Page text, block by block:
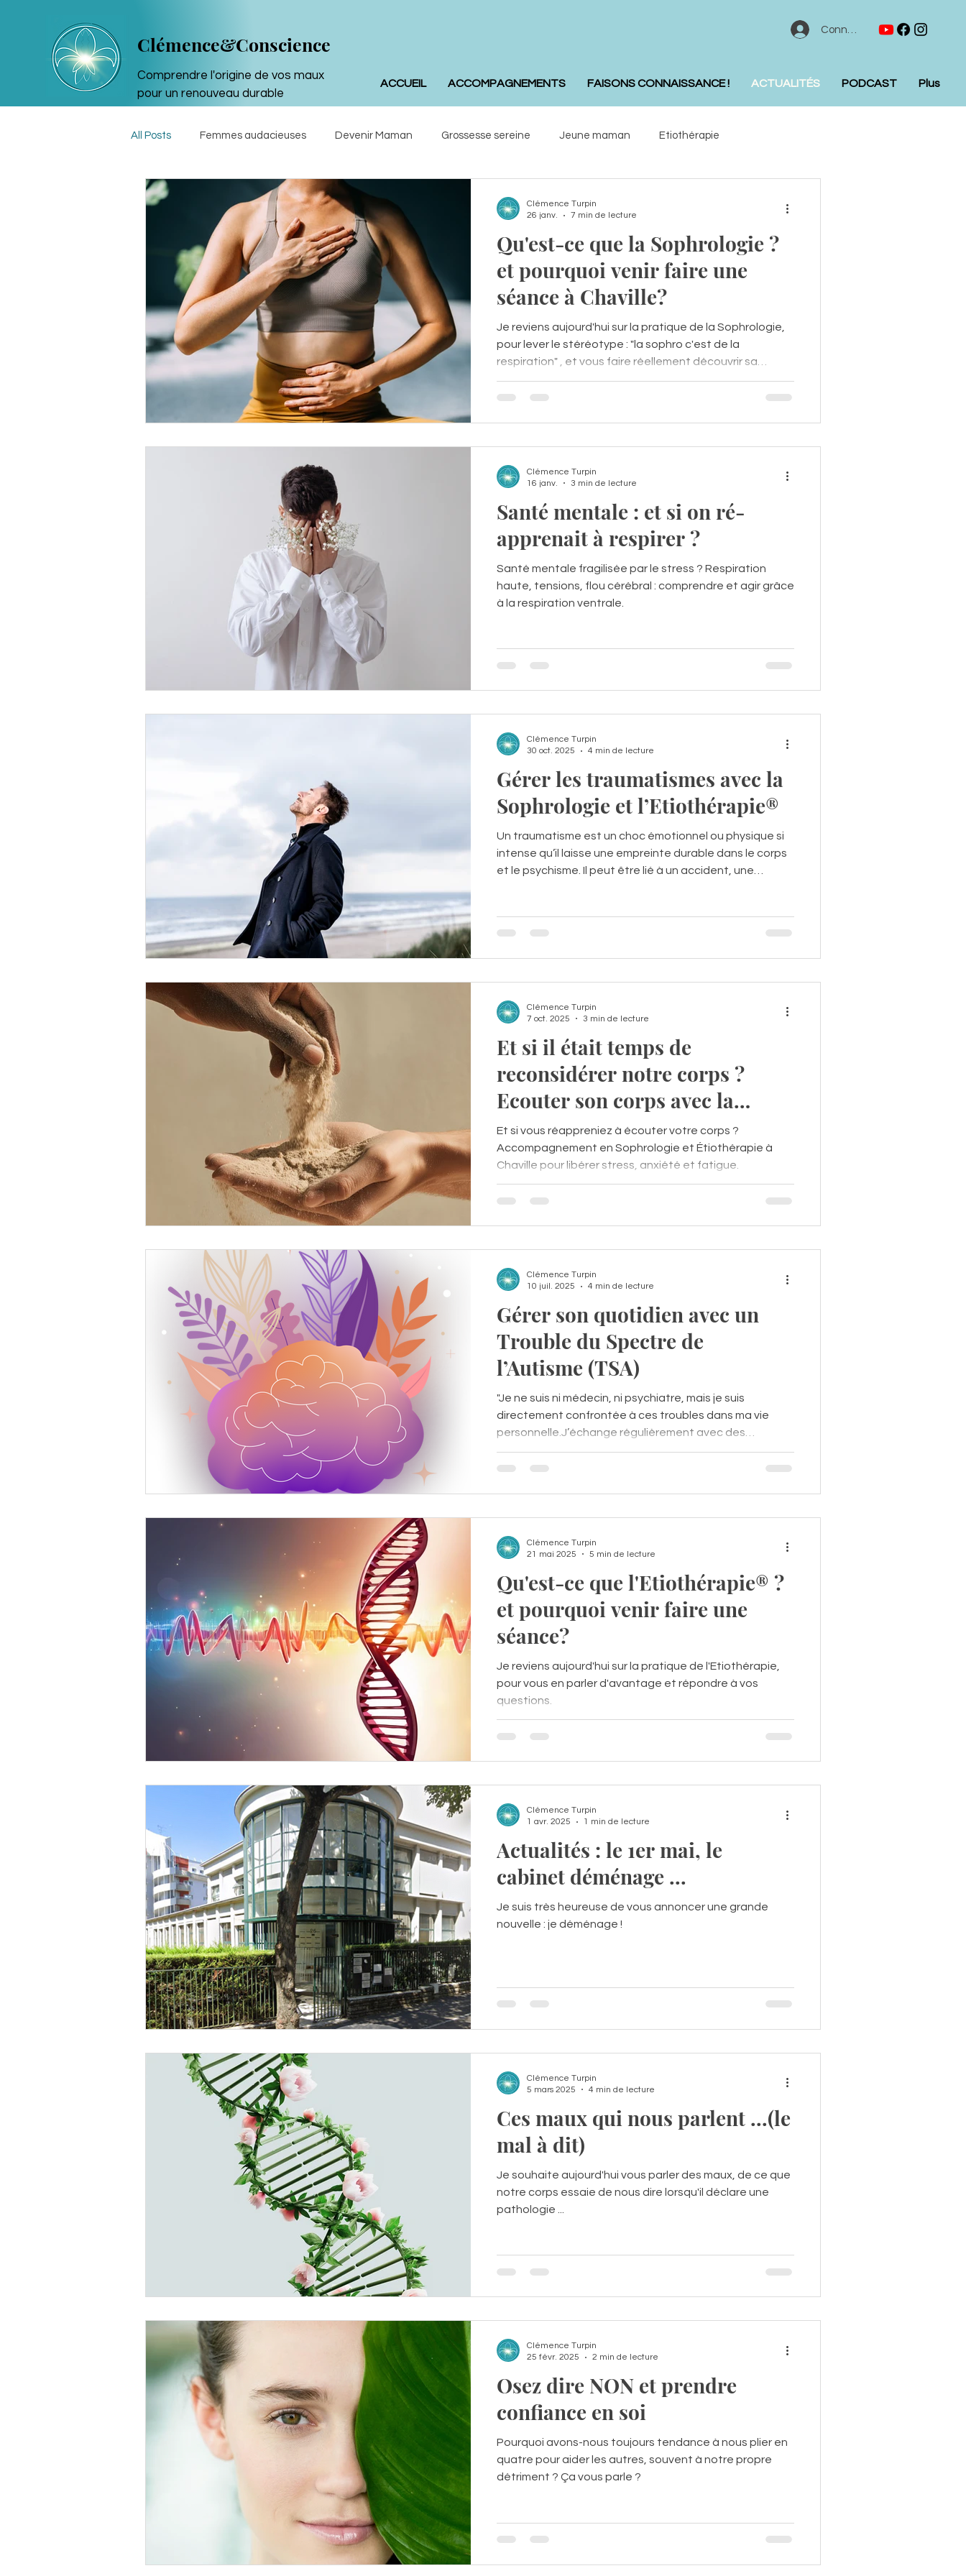
Clémence&Conscience
Comprendre l'origine de vos maux
pour un renouveau durable
Connexion
ACCUEIL ACCOMPAGNEMENTS FAISONS CONNAISSANCE ! ACTUALITÉS PODCAST Plus
All Posts Femmes audacieuses Devenir Maman Grossesse sereine Jeune maman Etiothérapie
Atypie et amour de soi Sophrologie
Qu'est-ce que la Sophrologie ?
et pourquoi venir faire une
séance à Chaville?
Je reviens aujourd'hui sur la pratique de la Sophrologie,
pour lever le stéréotype : "la sophro c'est de la
respiration" , et vous faire réellement découvrir sa
pratique, ses origines et son fonctionnement sur les
pratiquants.
Clémence Turpin
26 janv.
7 min de lecture
Santé mentale : et si on ré-
apprenait à respirer ?
Santé mentale fragilisée par le stress ? Respiration
haute, tensions, flou cérébral : comprendre et agir grâce
à la respiration ventrale.
Clémence Turpin
16 janv.
3 min de lecture
Gérer les traumatismes avec la
Sophrologie et l’Etiothérapie®
Un traumatisme est un choc émotionnel ou physique si
intense qu’il laisse une empreinte durable dans le corps
et le psychisme. Il peut être lié à un accident, une
progressif au corps et à la sérénité. Grâce à des
exercices de respiration, de visualisation positive et de
Clémence Turpin
30 oct. 2025
4 min de lecture
Et si il était temps de
reconsidérer notre corps ?
Ecouter son corps avec la
Sophrologie et l'Etiothérapie®?
Et si vous réappreniez à écouter votre corps ?
Accompagnement en Sophrologie et Étiothérapie à
Chaville pour libérer stress, anxiété et fatigue.
Clémence Turpin
7 oct. 2025
3 min de lecture
Gérer son quotidien avec un
Trouble du Spectre de
l’Autisme (TSA)
"Je ne suis ni médecin, ni psychiatre, mais je suis
directement confrontée à ces troubles dans ma vie
personnelle.J’échange régulièrement avec des
professionnels du soin et de la relation d’aide – à
l’hôpital comme en libéral – ce qui nourrit profondément
découvrent, souvent tardivement, qu’ils présentent un
Trouble du Spectre de l’Autisme (TSA).
Clémence Turpin
10 juil. 2025
4 min de lecture
Qu'est-ce que l'Etiothérapie® ?
et pourquoi venir faire une
séance?
Je reviens aujourd'hui sur la pratique de l'Etiothérapie,
pour vous en parler d'avantage et répondre à vos
questions.
Clémence Turpin
21 mai 2025
5 min de lecture
Actualités : le 1er mai, le
cabinet déménage ...
Je suis très heureuse de vous annoncer une grande
nouvelle : je déménage !
Clémence Turpin
1 avr. 2025
1 min de lecture
Ces maux qui nous parlent ...(le
mal à dit)
Je souhaite aujourd'hui vous parler des maux, de ce que
notre corps essaie de nous dire lorsqu'il déclare une
pathologie ...
Clémence Turpin
5 mars 2025
4 min de lecture
Osez dire NON et prendre
confiance en soi
Pourquoi avons-nous toujours tendance à nous plier en
quatre pour aider les autres, souvent à notre propre
détriment ? Ça vous parle ?
Clémence Turpin
25 févr. 2025
2 min de lecture